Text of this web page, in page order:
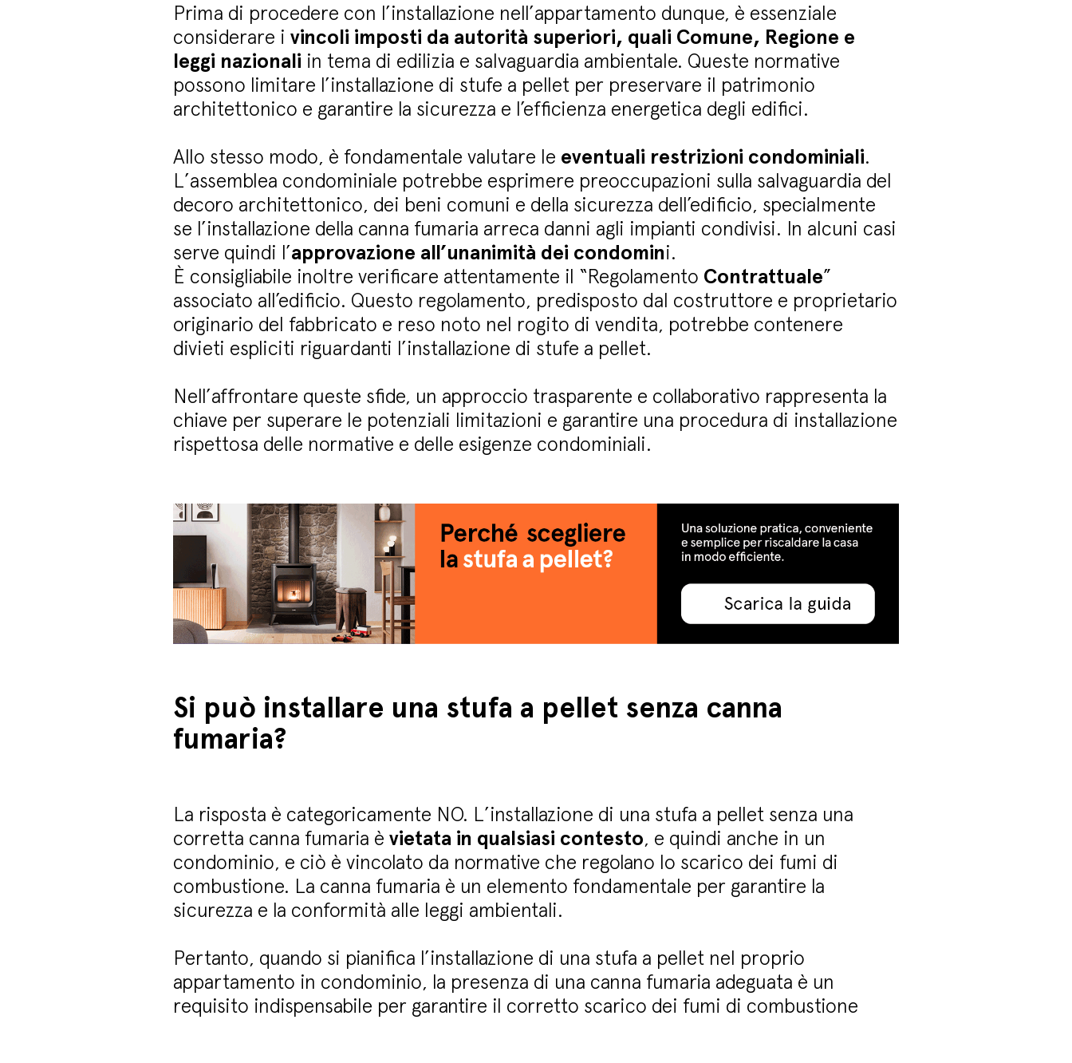
Prima di procedere con l’installazione nell’appartamento dunque, è essenziale
considerare i vincoli imposti da autorità superiori, quali Comune, Regione e
leggi nazionali in tema di edilizia e salvaguardia ambientale. Queste normative
possono limitare l’installazione di stufe a pellet per preservare il patrimonio
architettonico e garantire la sicurezza e l’efficienza energetica degli edifici.
Allo stesso modo, è fondamentale valutare le eventuali restrizioni condominiali.
L’assemblea condominiale potrebbe esprimere preoccupazioni sulla salvaguardia del
decoro architettonico, dei beni comuni e della sicurezza dell’edificio, specialmente
se l’installazione della canna fumaria arreca danni agli impianti condivisi. In alcuni casi
serve quindi l’approvazione all’unanimità dei condomini.
È consigliabile inoltre verificare attentamente il “Regolamento Contrattuale”
associato all’edificio. Questo regolamento, predisposto dal costruttore e proprietario
originario del fabbricato e reso noto nel rogito di vendita, potrebbe contenere
divieti espliciti riguardanti l’installazione di stufe a pellet.
Nell’affrontare queste sfide, un approccio trasparente e collaborativo rappresenta la
chiave per superare le potenziali limitazioni e garantire una procedura di installazione
rispettosa delle normative e delle esigenze condominiali.
Si può installare una stufa a pellet senza canna
fumaria?
La risposta è categoricamente NO. L’installazione di una stufa a pellet senza una
corretta canna fumaria è vietata in qualsiasi contesto, e quindi anche in un
condominio, e ciò è vincolato da normative che regolano lo scarico dei fumi di
combustione. La canna fumaria è un elemento fondamentale per garantire la
sicurezza e la conformità alle leggi ambientali.
Pertanto, quando si pianifica l’installazione di una stufa a pellet nel proprio
appartamento in condominio, la presenza di una canna fumaria adeguata è un
requisito indispensabile per garantire il corretto scarico dei fumi di combustione